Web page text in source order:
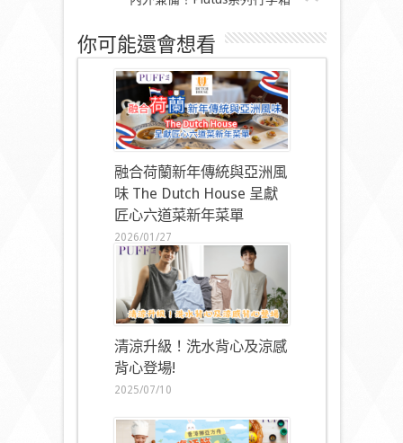
你可能還會想看
融合荷蘭新年傳統與亞洲風
味 The Dutch House 呈獻
匠心六道菜新年菜單
2026/01/27
清涼升級！洗水背心及涼感
背心登場!
2025/07/10